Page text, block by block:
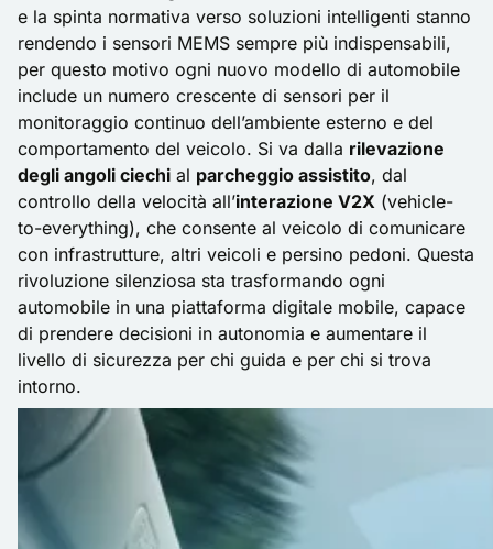
e la spinta normativa verso soluzioni intelligenti stanno
rendendo i sensori MEMS sempre più indispensabili,
per questo motivo ogni nuovo modello di automobile
include un numero crescente di sensori per il
monitoraggio continuo dell’ambiente esterno e del
comportamento del veicolo. Si va dalla rilevazione
degli angoli ciechi al parcheggio assistito, dal
controllo della velocità all’interazione V2X (vehicle-
to-everything), che consente al veicolo di comunicare
con infrastrutture, altri veicoli e persino pedoni. Questa
rivoluzione silenziosa sta trasformando ogni
automobile in una piattaforma digitale mobile, capace
di prendere decisioni in autonomia e aumentare il
livello di sicurezza per chi guida e per chi si trova
intorno.